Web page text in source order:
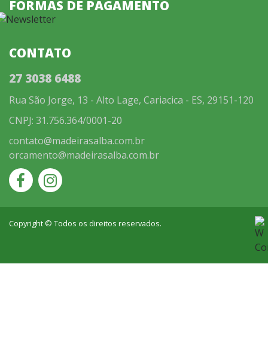
FORMAS DE PAGAMENTO
CONTATO
27 3038 6488
Rua São Jorge, 13 - Alto Lage, Cariacica - ES, 29151-120
CNPJ: 31.756.364/0001-20
contato@madeirasalba.com.br
orcamento@madeirasalba.com.br
Copyright © Todos os direitos reservados.